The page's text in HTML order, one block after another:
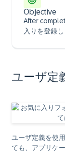
Objective
After
入りを登録し
ユーザ定
ユーザ定義を使
ても、アプリケ